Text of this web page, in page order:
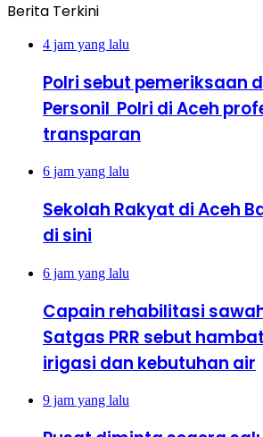
Berita Terkini
4 jam yang lalu
Polri sebut pemeriksaan
Personil Polri di Aceh
transparan
6 jam yang lalu
Sekolah Rakyat di Aceh
di sini
6 jam yang lalu
Capain rehabilitasi
Satgas PRR sebut
irigasi dan kebutuhan air
9 jam yang lalu